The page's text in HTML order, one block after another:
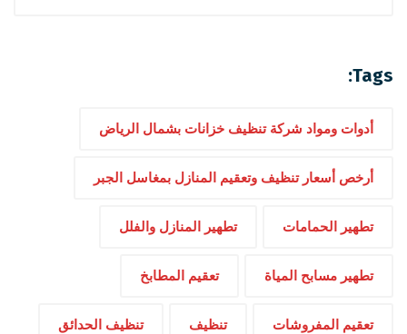
Tags:
أدوات ومواد شركة تنظيف خزانات بشمال الرياض
أرخص أسعار تنظيف وتعقيم المنازل بمغاسل الجبر
تطهير الحمامات تطهير المنازل والفلل
تطهير مسابح المياة تعقيم المطابخ
تعقيم المفروشات تنظيف تنظيف الحدائق